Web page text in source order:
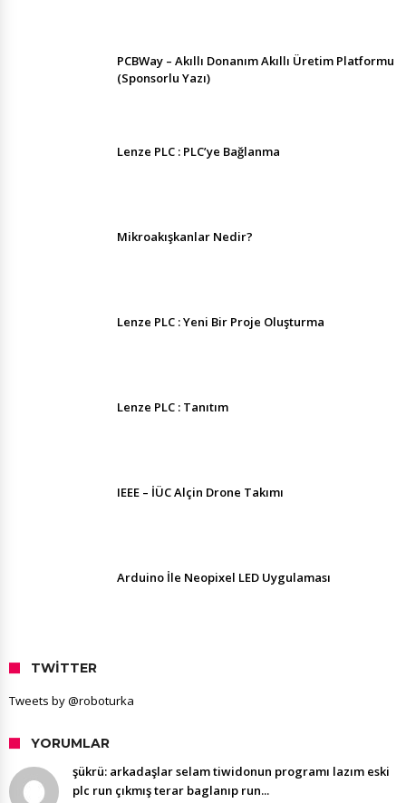
PCBWay – Akıllı Donanım Akıllı Üretim Platformu
(Sponsorlu Yazı)
Lenze PLC : PLC’ye Bağlanma
Mikroakışkanlar Nedir?
Lenze PLC : Yeni Bir Proje Oluşturma
Lenze PLC : Tanıtım
IEEE – İÜC Alçin Drone Takımı
Arduino İle Neopixel LED Uygulaması
TWITTER
Tweets by @roboturka
YORUMLAR
şükrü: arkadaşlar selam tiwidonun programı lazım eski
plc run çıkmış terar baglanıp run...